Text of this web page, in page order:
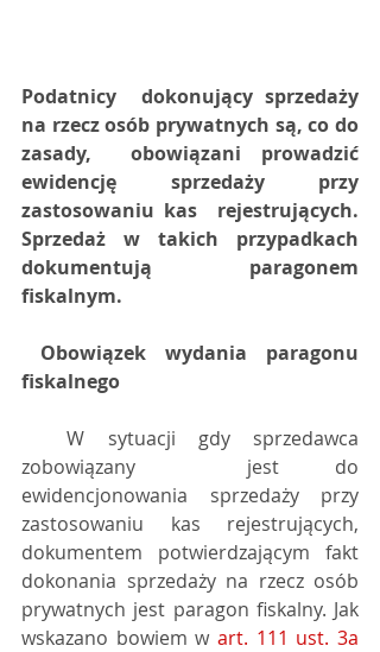
Podatnicy  dokonujący sprzedaży
na rzecz osób prywatnych są, co do
zasady,  obowiązani prowadzić
ewidencję sprzedaży przy
zastosowaniu kas  rejestrujących.
Sprzedaż w takich przypadkach
dokumentują paragonem
fiskalnym.
Obowiązek wydania paragonu
fiskalnego
  W sytuacji gdy sprzedawca
zobowiązany  jest do
ewidencjonowania sprzedaży przy
zastosowaniu kas rejestrujących,
dokumentem potwierdzającym fakt
dokonania sprzedaży na rzecz osób
prywatnych jest paragon fiskalny. Jak
wskazano bowiem w art. 111 ust. 3a